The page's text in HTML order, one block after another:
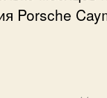
Porsche